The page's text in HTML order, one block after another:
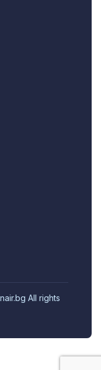
All rights